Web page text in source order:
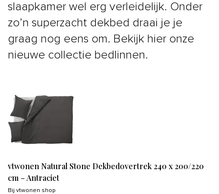
slaapkamer wel erg verleidelijk. Onder
zo’n superzacht dekbed draai je je
graag nog eens om. Bekijk hier onze
nieuwe collectie bedlinnen.
vtwonen Natural Stone Dekbedovertrek 240 x 200/220
cm – Antraciet
Bij vtwonen shop